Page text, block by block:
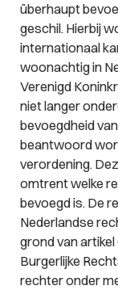
überhaupt
geschil. Hierbij
internationaal
woonachtig in
Verenigd
niet langer
bevoegdheid
beantwoord
verordening.
omtrent welke
bevoegd is. De
Nederlandse
grond van
Burgerlijke
rechter onder